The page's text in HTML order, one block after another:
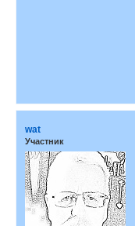
wat
Участник